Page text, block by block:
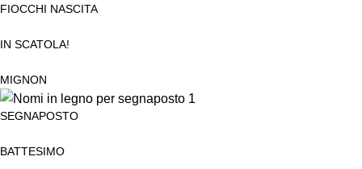
FIOCCHI NASCITA
IN SCATOLA!
MIGNON
SEGNAPOSTO
BATTESIMO